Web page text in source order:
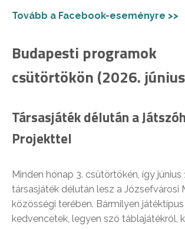
Tovább a Facebook-eseményre >>
Budapesti programok
csütörtökön (2026.
Társasjáték délután a
Projekttel
Minden hónap 3. csütörtökén, így június
társasjáték délután lesz a Józsefvárosi
közösségi terében. Bármilyen játéktípus
kedvencetek, legyen szó táblajátékról,